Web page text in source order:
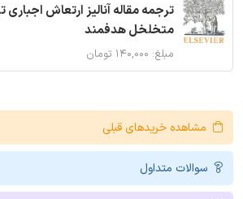
ترجمه مقاله آنالیز ارتعاش
متخلخل هدفمند
مبلغ: ۱۴۰,۰۰۰ تومان
مشاهده خریدهای قبلی
سوالات متداول